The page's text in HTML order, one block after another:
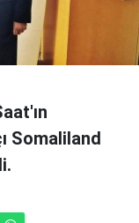
Somaliland